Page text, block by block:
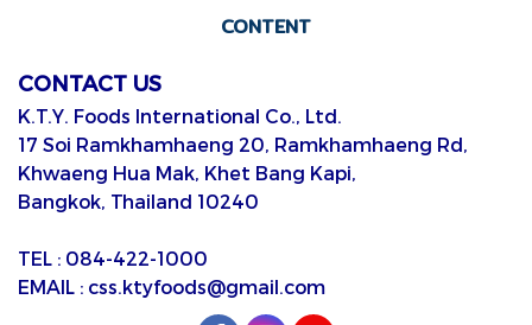
CONTENT
CONTACT US
K.T.Y. Foods International Co., Ltd.
17 Soi Ramkhamhaeng 20, Ramkhamhaeng Rd,
Khwaeng Hua Mak, Khet Bang Kapi,
Bangkok, Thailand 10240
TEL : 084-422-1000
EMAIL : css.ktyfoods@gmail.com